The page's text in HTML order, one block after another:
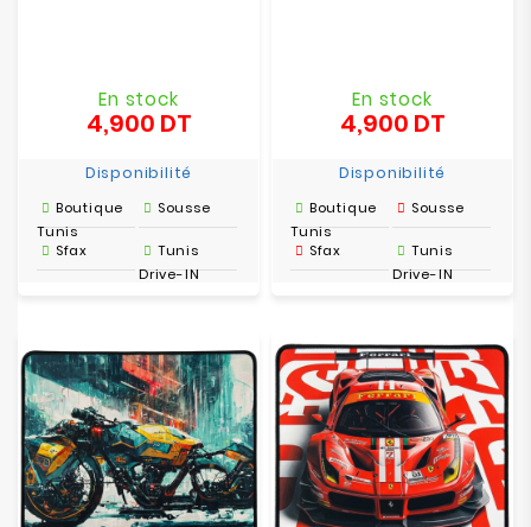
En stock
4,900 DTPrix
Disponibilité
Boutique
Tunis
Sousse
Sfax
Tunis
Drive-IN
En stock
4,900 DTPrix
Disponibilité
Boutique
Tunis
Sousse
Sfax
Tunis
Drive-IN